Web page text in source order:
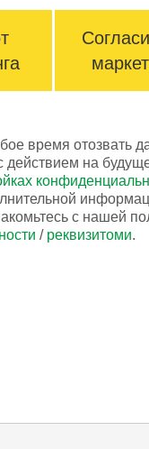
время отозвать
действием на
с нашей
/ реквизитоми.